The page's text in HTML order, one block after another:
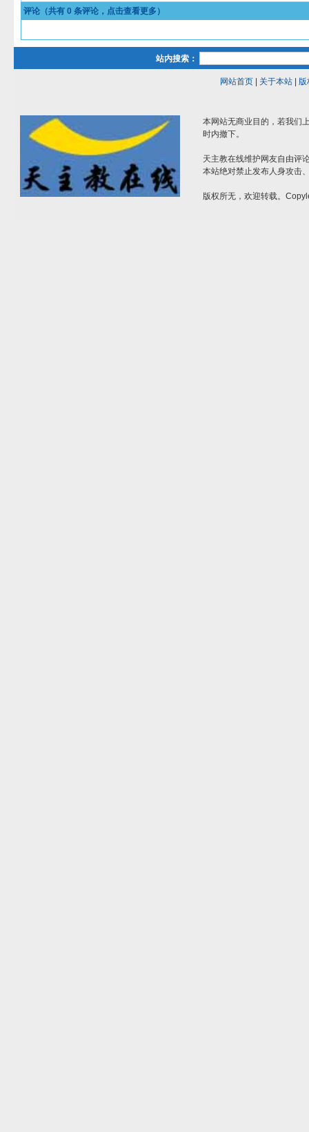
评论（共有 0 条评论，点击查看更多）
站内搜索：
网站首页| 关于本站| 版
本网站无商业目的，若我们
时内撤下。
天主教在线维护网友自由评
本站绝对禁止发布人身攻击
版权所无，欢迎转载。